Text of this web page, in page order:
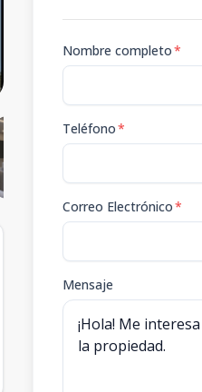
Nombre completo*
Teléfono*
Correo Electrónico*
Mensaje